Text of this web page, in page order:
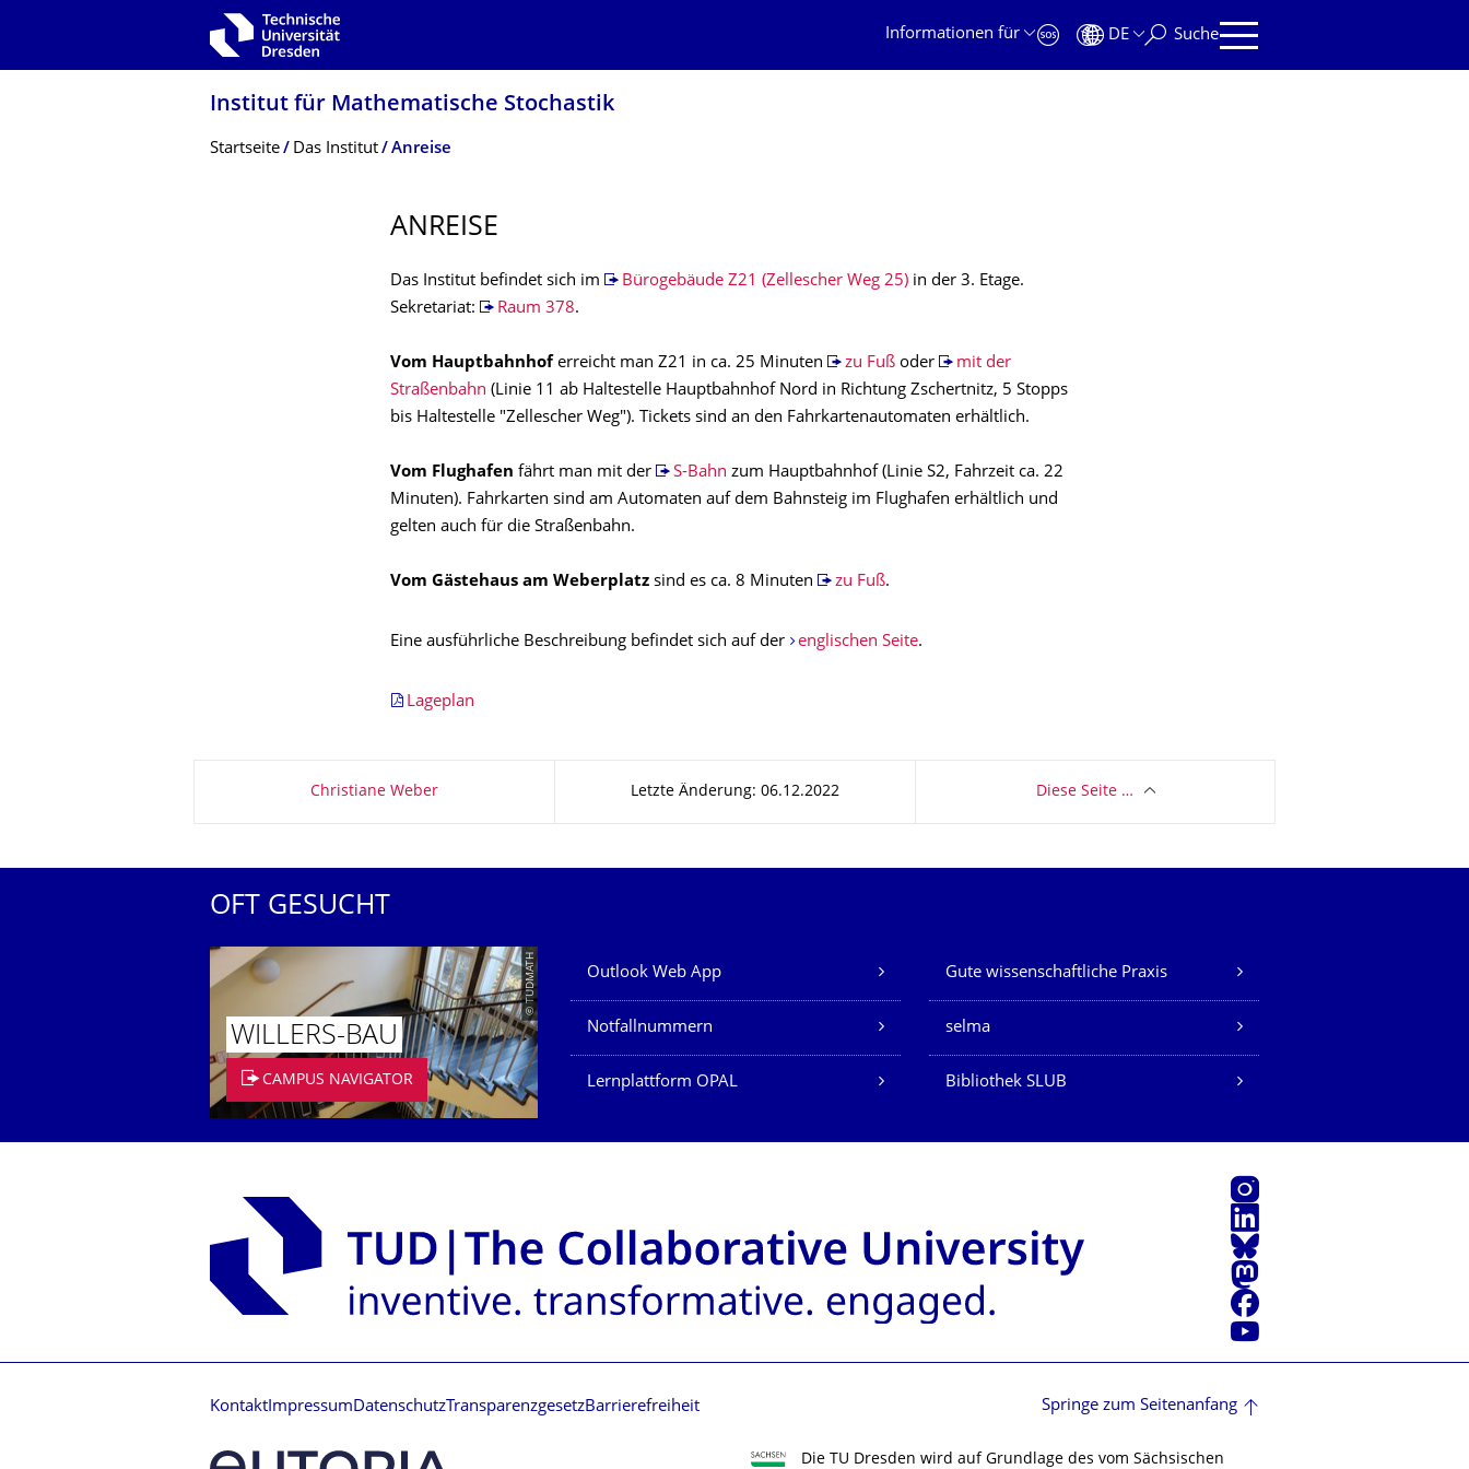
Zur Hauptnavigation springen
Informationen für
DE Suche
Institut für Mathematische Stochastik
Breadcrumb-Menü
Startseite Das Institut Anreise
ANREISE
Das Institut befindet sich im Bürogebäude Z21 (Zellescher Weg 25)in der 3. Etage.
Sekretariat:
Raum 378.
Vom Hauptbahnhof erreicht man Z21 in ca. 25 Minuten zu Fuß oder
mit der
Straßenbahn (Linie 11 ab Haltestelle Hauptbahnhof Nord in Richtung Zschertnitz, 5 Stopps
bis Haltestelle "Zellescher Weg"). Tickets sind an den Fahrkartenautomaten erhältlich.
Vom Flughafen fährt man mit der S-Bahn zum Hauptbahnhof (Linie S2, Fahrzeit ca. 22
Minuten). Fahrkarten sind am Automaten auf dem Bahnsteig im Flughafen erhältlich und
gelten auch für die Straßenbahn.
Vom Gästehaus am Weberplatz sind es ca. 8 Minuten zu Fuß.
Eine ausführliche Beschreibung befindet sich auf der englischen Seite.
Lageplan
Christiane Weber Letzte Änderung: 06.12.2022 Diese Seite …
OFT GESUCHT
© TUDMATH
WILLERS-BAU
CAMPUS NAVIGATOR
Unsere Dienste
Outlook Web App Gute wissenschaftliche Praxis
Notfallnummern selma
Lernplattform OPAL Bibliothek SLUB
Instagram
LinkedIn
Bluesky
Mastodon
Facebook
Youtube
Kontakt Impressum DatenschutzTransparenzgesetzBarrierefreiheit Springe zum Seitenanfang
Die TU Dresden wird auf Grundlage des vom Sächsischen